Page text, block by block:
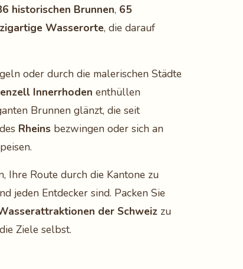
historischen Brunnen, 65
Wasserorte, die darauf
oder durch die malerischen Städte
Innerrhoden enthüllen
Brunnen glänzt, die seit
Rheins bezwingen oder sich an
Ihre Route durch die Kantone zu
jeden Entdecker sind. Packen Sie
der Schweiz zu
Ziele selbst.